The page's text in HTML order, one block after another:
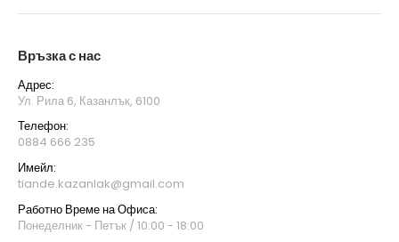
Връзка с нас
Адрес:
Ул. Рила 6, Казанлък, 6100
Телефон:
0884 666 235
Имейл:
tiande.kazanlak@gmail.com
Работно Време на Офиса:
Понеделник - Петък / 10:00 - 18:00